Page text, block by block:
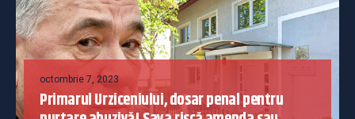
octombrie 7, 2023
Primarul Urziceniului, dosar penal pentru